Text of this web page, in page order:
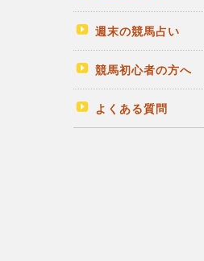
週末の競馬占い
競馬初心者の方へ
よくある質問